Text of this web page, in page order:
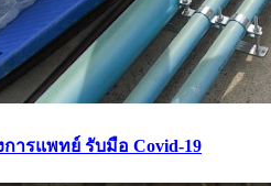
ารแพทย์ รับมือ Covid-19